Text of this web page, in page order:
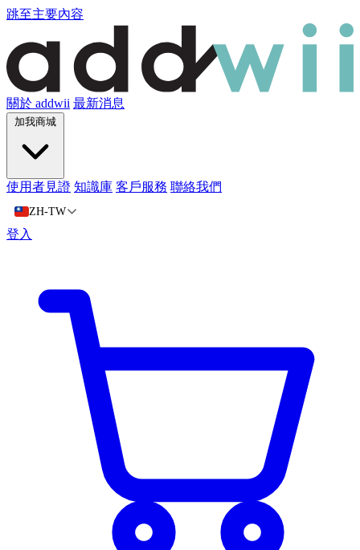
跳至主要內容
關於 addwii 最新消息
加我商城
使用者見證 知識庫 客戶服務 聯絡我們
ZH-TW
登入